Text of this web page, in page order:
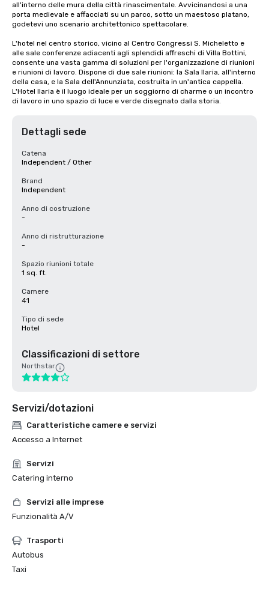
all'interno delle mura della città rinascimentale. Avvicinandosi a una
porta medievale e affacciati su un parco, sotto un maestoso platano,
godetevi uno scenario architettonico spettacolare.
L'hotel nel centro storico, vicino al Centro Congressi S. Micheletto e
alle sale conferenze adiacenti agli splendidi affreschi di Villa Bottini,
consente una vasta gamma di soluzioni per l'organizzazione di riunioni
e riunioni di lavoro. Dispone di due sale riunioni: la Sala Ilaria, all'interno
della casa, e la Sala dell'Annunziata, costruita in un'antica cappella.
L'Hotel Ilaria è il luogo ideale per un soggiorno di charme o un incontro
di lavoro in uno spazio di luce e verde disegnato dalla storia.
Dettagli sede
Catena
Independent / Other
Brand
Independent
Anno di costruzione
-
Anno di ristrutturazione
-
Spazio riunioni totale
1 sq. ft.
Camere
41
Tipo di sede
Hotel
Classificazioni di settore
Northstar
Servizi/dotazioni
Caratteristiche camere e servizi
Accesso a Internet
Servizi
Catering interno
Servizi alle imprese
Funzionalità A/V
Trasporti
Autobus
Taxi